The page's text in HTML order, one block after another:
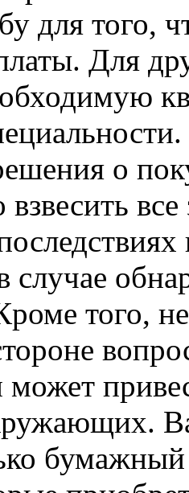
для того,
Для
о
взвесить
случае
того,
может